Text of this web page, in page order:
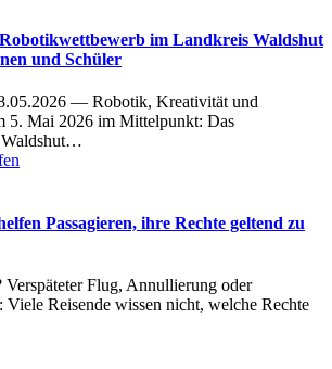
im Landkreis Waldshut
und Schüler
— Robotik, Kreativität und
5. Mai 2026 im Mittelpunkt: Das
Waldshut…
Passagieren, ihre Rechte geltend zu
Flug, Annullierung oder
Viele Reisende wissen nicht, welche Rechte